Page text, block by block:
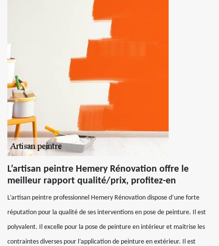
L’artisan peintre Hemery Rénovation offre le
meilleur rapport qualité/prix, profitez-en
L’artisan peintre professionnel Hemery Rénovation dispose d’une forte
réputation pour la qualité de ses interventions en pose de peinture. Il est
polyvalent. Il excelle pour la pose de peinture en intérieur et maitrise les
contraintes diverses pour l’application de peinture en extérieur. Il est